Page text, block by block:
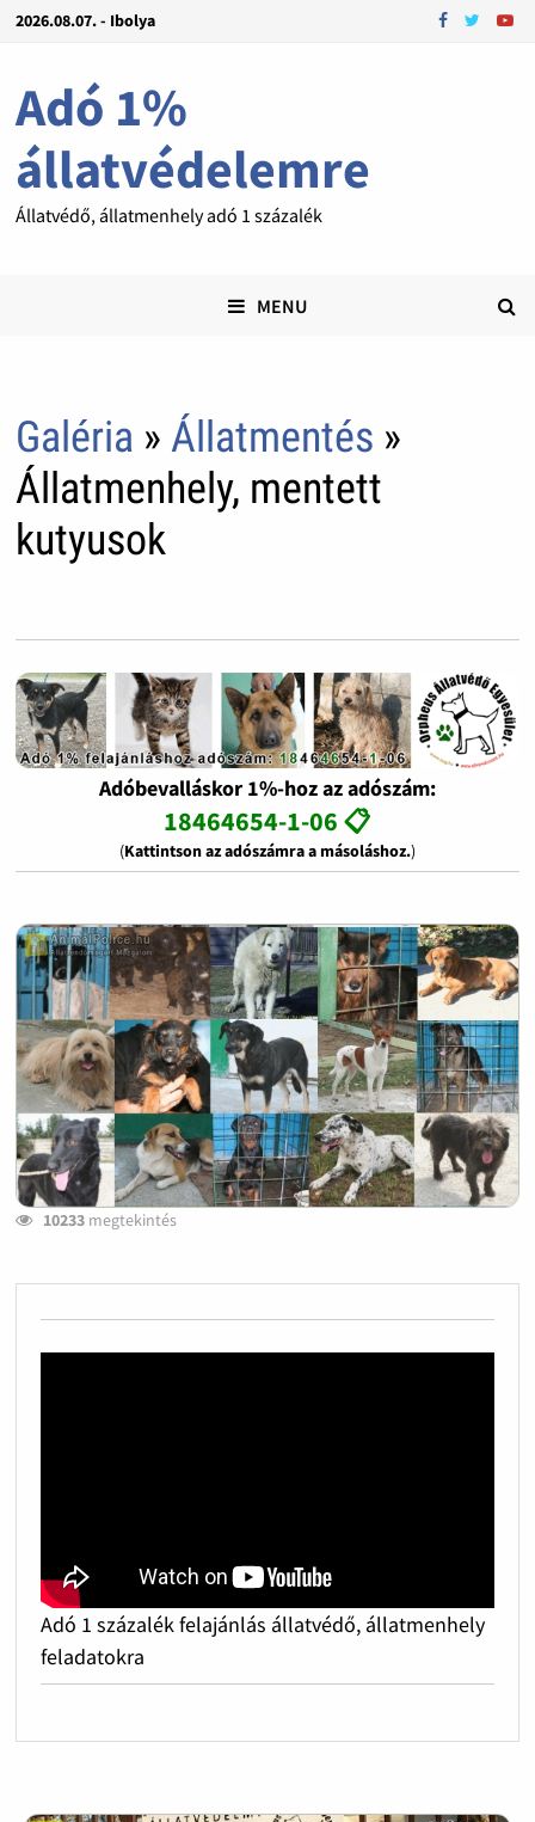
2026.08.07. - Ibolya
Adó 1%
állatvédelemre
Állatvédő, állatmenhely adó 1 százalék
MENU
Galéria » Állatmentés »
Állatmenhely, mentett
kutyusok
Adóbevalláskor 1%-hoz az adószám:
18464654-1-06 📋
(Kattintson az adószámra a másoláshoz.)
10233megtekintés
Adó 1 százalék felajánlás állatvédő, állatmenhely
feladatokra